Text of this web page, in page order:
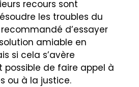
recours sont
les troubles du
d’essayer
amiable en
si cela s’avère
possible de faire appel à
ou à la justice.